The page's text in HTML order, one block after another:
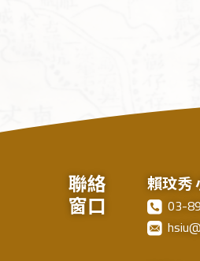
聯絡
窗口
賴玟秀
03-